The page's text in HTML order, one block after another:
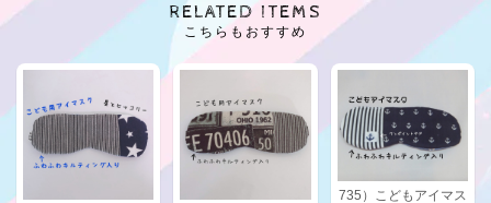
RELATED ITEMS
こちらもおすすめ
735）こどもアイマス